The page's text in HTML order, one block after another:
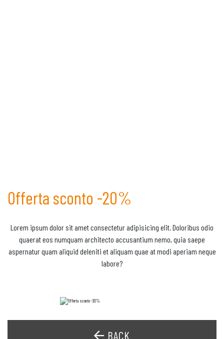
Offerta sconto -20%
Lorem ipsum dolor sit amet consectetur adipisicing elit. Doloribus odio
quaerat eos numquam architecto accusantium nemo, quia saepe
aspernatur quam aliquid deleniti et aliquam quae at modi aperiam neque
labore?
BACK